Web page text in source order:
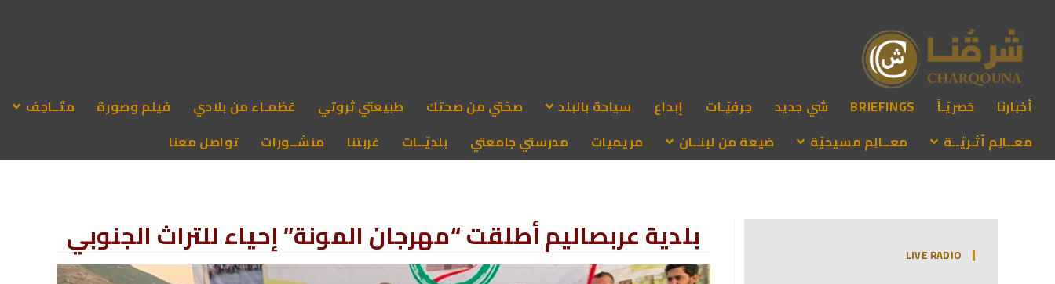
أخبارنا حَصريّـاً BRIEFINGS شي جديد حِرفيّـات إبداع سياحة بالبلد صحّتي من صحتك طبيعتي ثروتي عُظمـاء من بلادي فيلم وصورة
متَــاحِف
معــالِم أثـريّــة
معــالِم مسيحيّة ضيعة من لبنــان مريميات مدرستي جامعتي بلديّــات غربتنا منشــورات تواصل معنا
بلدية عربصاليم أطلقت “مهرجان المونة” إحياء للتراث الجنوبي LIVE RADIO